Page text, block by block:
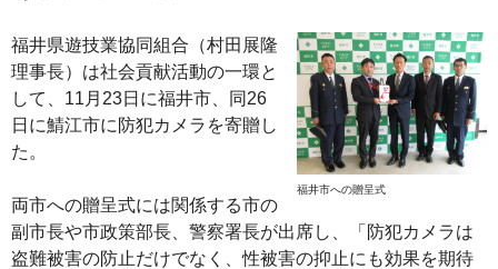
福井市への贈呈式
福井県遊技業協同組合（村田展隆
理事長）は社会貢献活動の一環と
して、11月23日に福井市、同26
日に鯖江市に防犯カメラを寄贈し
た。
両市への贈呈式には関係する市の
副市長や市政策部長、警察署長が出席し、「防犯カメラは
盗難被害の防止だけでなく、性被害の抑止にも効果を期待